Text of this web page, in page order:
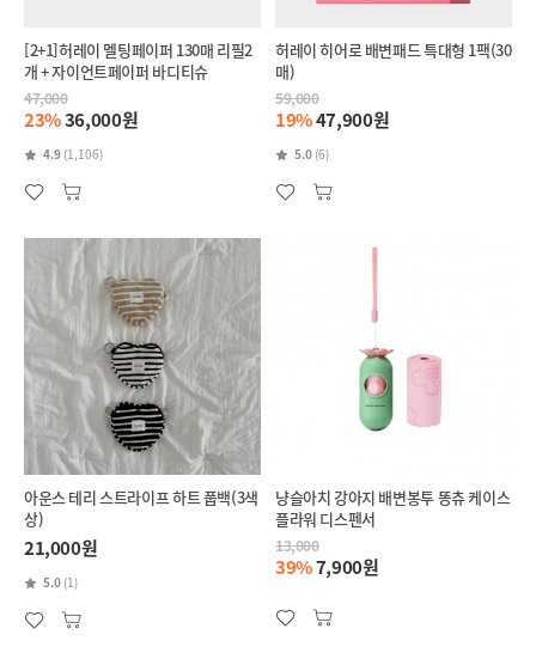
[2+1]허레이 멜팅페이퍼 130매 리필2
개 + 자이언트페이퍼 바디티슈
47,000
23%36,000원
4.9 (1,106)
허레이 히어로 배변패드 특대형 1팩(30
매)
59,000
19%47,900원
5.0 (6)
아운스 테리 스트라이프 하트 풉백(3색
상)
21,000원
5.0 (1)
냥슬아치 강아지 배변봉투 똥츄 케이스
플라워 디스펜서
13,000
39%7,900원